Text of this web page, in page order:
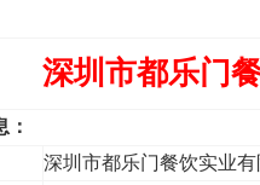
深圳市都乐门
深圳市都乐门餐饮实业有